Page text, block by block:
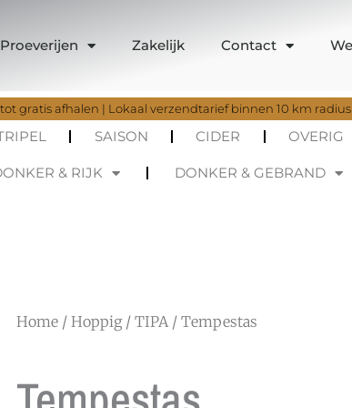
Proeverijen Zakelijk Contact
gratis afhalen | Lokaal verzendtarief binnen 10 km radius
SAISON CIDER OVERIG
& RIJK DONKER & GEBRAND
Home /Hoppig/TIPA/ Tempestas